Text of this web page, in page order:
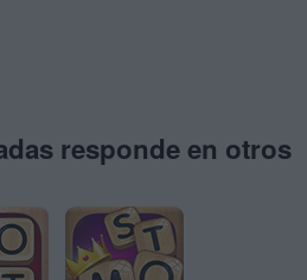
responde en otros